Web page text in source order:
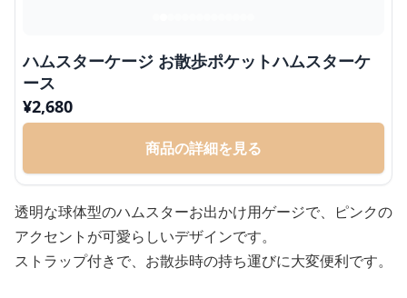
ハムスターケージ お散歩ポケットハムスターケ
ース
¥2,680
商品の詳細を見る
透明な球体型のハムスターお出かけ用ゲージで、ピンクの
アクセントが可愛らしいデザインです。
ストラップ付きで、お散歩時の持ち運びに大変便利です。